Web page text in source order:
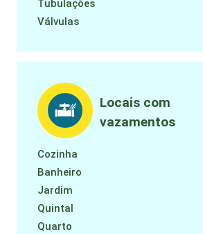
Tubulações
Válvulas
Locais com
vazamentos
Cozinha
Banheiro
Jardim
Quintal
Quarto